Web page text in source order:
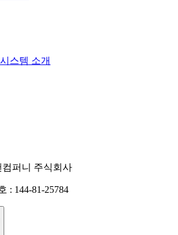
스템 소개
퍼니 주식회사
: 144-81-25784